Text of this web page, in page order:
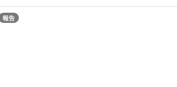
報告